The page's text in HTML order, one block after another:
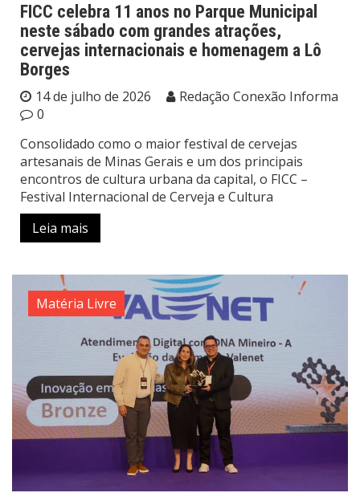
FICC celebra 11 anos no Parque Municipal
neste sábado com grandes atrações,
cervejas internacionais e homenagem a Lô
Borges
14 de julho de 2026
Redação Conexão Informa
0
Consolidado como o maior festival de cervejas
artesanais de Minas Gerais e um dos principais
encontros de cultura urbana da capital, o FICC –
Festival Internacional de Cerveja e Cultura
Leia mais
Matéria Livre